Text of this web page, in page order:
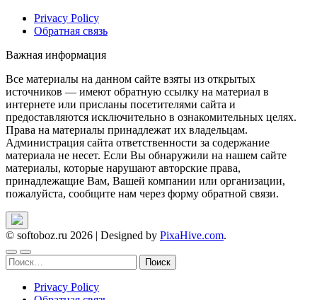
Privacy Policy
Обратная связь
Важная информация
Все материалы на данном сайте взяты из открытых
источников — имеют обратную ссылку на материал в
интернете или присланы посетителями сайта и
предоставляются исключительно в ознакомительных целях.
Права на материалы принадлежат их владельцам.
Администрация сайта ответственности за содержание
материала не несет. Если Вы обнаружили на нашем сайте
материалы, которые нарушают авторские права,
принадлежащие Вам, Вашей компании или организации,
пожалуйста, сообщите нам через форму обратной связи.
© softoboz.ru 2026 | Designed by PixaHive.com.
Найти:
Privacy Policy